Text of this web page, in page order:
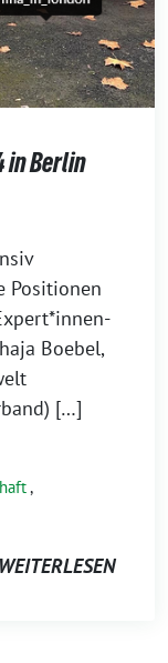
in Berlin
Positionen
Boebel,
[…]
,
WEITERLESEN